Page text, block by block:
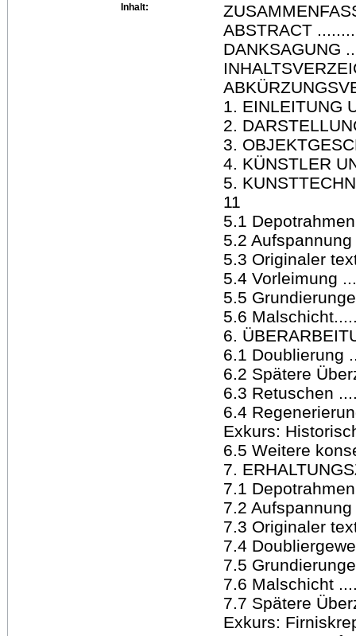
Inhalt:
ABSTRACT
DANKSAGUNG
1. EINLEITUNG
2.
3.
4. KÜNSTLER
5.
11
5.1
5.2
5.3 Originaler
5.4 Vorleimung
5.5
5.6
6.
6.1 Doublierung
6.2 Spätere
6.3 Retuschen
6.4
Exkurs:
6.5 Weitere
7.
7.1
7.2
7.3 Originaler
7.4
7.5
7.6 Malschicht
7.7 Spätere
Exkurs: